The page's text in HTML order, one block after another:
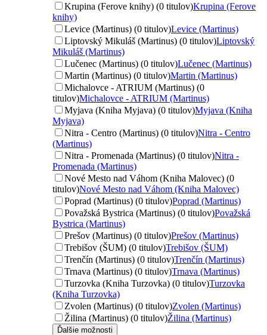
Krupina (Ferove knihy) (0 titulov)Krupina (Ferove
knihy)
Levice (Martinus) (0 titulov)Levice (Martinus)
Liptovský Mikuláš (Martinus) (0 titulov)Liptovský
Mikuláš (Martinus)
Lučenec (Martinus) (0 titulov)Lučenec (Martinus)
Martin (Martinus) (0 titulov)Martin (Martinus)
Michalovce - ATRIUM (Martinus) (0
titulov)Michalovce - ATRIUM (Martinus)
Myjava (Kniha Myjava) (0 titulov)Myjava (Kniha
Myjava)
Nitra - Centro (Martinus) (0 titulov)Nitra - Centro
(Martinus)
Nitra - Promenada (Martinus) (0 titulov)Nitra -
Promenada (Martinus)
Nové Mesto nad Váhom (Kniha Malovec) (0
titulov)Nové Mesto nad Váhom (Kniha Malovec)
Poprad (Martinus) (0 titulov)Poprad (Martinus)
Považská Bystrica (Martinus) (0 titulov)Považská
Bystrica (Martinus)
Prešov (Martinus) (0 titulov)Prešov (Martinus)
Trebišov (ŠUM) (0 titulov)Trebišov (ŠUM)
Trenčín (Martinus) (0 titulov)Trenčín (Martinus)
Trnava (Martinus) (0 titulov)Trnava (Martinus)
Turzovka (Kniha Turzovka) (0 titulov)Turzovka
(Kniha Turzovka)
Zvolen (Martinus) (0 titulov)Zvolen (Martinus)
Žilina (Martinus) (0 titulov)Žilina (Martinus)
Ďalšie možnosti